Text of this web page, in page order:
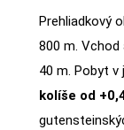
Prehliadkový
800 m. Vchod
40 m. Pobyt v
kolíše od